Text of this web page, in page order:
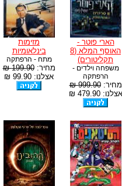
הארי פוטר -
האוסף המלא (8
תקליטורים)
משפחה וילדים -
הרפתקה
מחיר:999.90 ₪
אצלנו: 479.90 ₪
מזימות
בינלאומיות
מתח - הרפתקה
מחיר:199.90 ₪
אצלנו: 99.90 ₪